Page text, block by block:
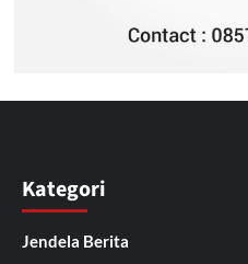
Kategori
Jendela Berita